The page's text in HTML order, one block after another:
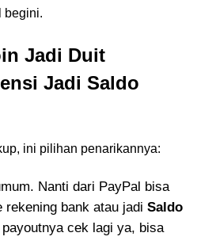
begini.
Jadi Duit
Jadi Saldo
ini pilihan penarikannya:
Nanti dari PayPal bisa
rekening bank atau jadi Saldo
cek lagi ya, bisa